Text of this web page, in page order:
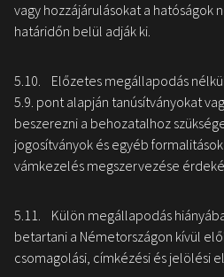
vagy hozzájárulásokat a hatóságok
határidőn belül adják ki.
5.10. Előzetes megállapodás
5.9. pont alapján tanúsítványokat
beszerezni a behozatalhoz
jogosítványok és egyéb
vámkezelés megszervezése
5.11. Külön megállapodás
betartani a Németországon kívül
csomagolási, címkézési és jelölési